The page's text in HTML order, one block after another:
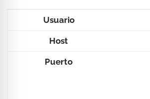
Usuario
Host
Puerto